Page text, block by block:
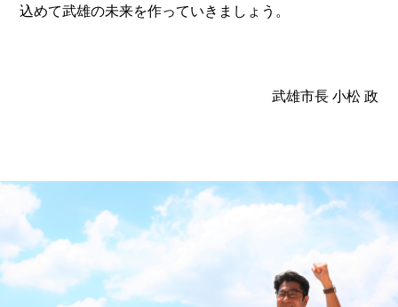
込めて武雄の未来を作っていきましょう。
武雄市長 小松 政